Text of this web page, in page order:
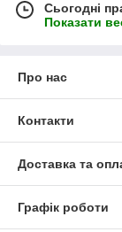
Сьогодні
Показати
Про нас
Контакти
Доставка та
Графік роботи